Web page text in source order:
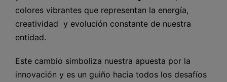
colores vibrantes que representan la energía,
creatividad y evolución constante de nuestra
entidad.
Este cambio simboliza nuestra apuesta por la
innovación y es un guiño hacia todos los desafíos